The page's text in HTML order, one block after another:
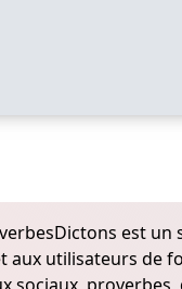
est un
aux utilisateurs de